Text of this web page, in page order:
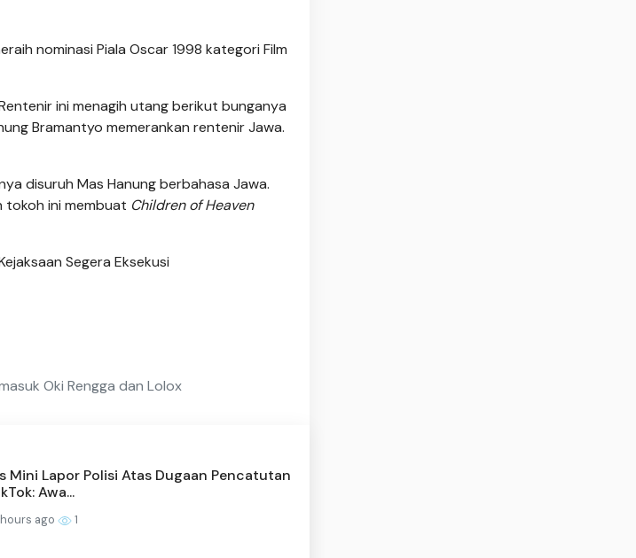
nominasi Piala Oscar 1998 kategori Film
ini menagih utang berikut bunganya
Bramantyo memerankan rentenir Jawa.
disuruh Mas Hanung berbahasa Jawa.
tokoh ini membuat Children of Heaven
Segera Eksekusi
Oki Rengga dan Lolox
Mini Lapor Polisi Atas Dugaan Pencatutan
Awa...
ago 1